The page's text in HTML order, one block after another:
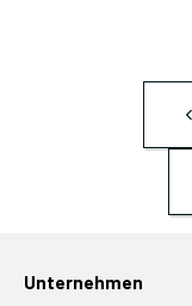
Unternehmen